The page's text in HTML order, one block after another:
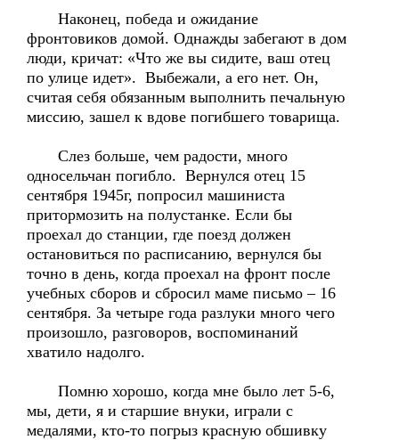
Наконец, победа и ожидание
фронтовиков домой. Однажды забегают в дом
люди, кричат: «Что же вы сидите, ваш отец
по улице идет». Выбежали, а его нет. Он,
считая себя обязанным выполнить печальную
миссию, зашел к вдове погибшего товарища.
Слез больше, чем радости, много
односельчан погибло. Вернулся отец 15
сентября 1945г, попросил машиниста
притормозить на полустанке. Если бы
проехал до станции, где поезд должен
остановиться по расписанию, вернулся бы
точно в день, когда проехал на фронт после
учебных сборов и сбросил маме письмо – 16
сентября. За четыре года разлуки много чего
произошло, разговоров, воспоминаний
хватило надолго.
Помню хорошо, когда мне было лет 5-6,
мы, дети, я и старшие внуки, играли с
медалями, кто-то погрыз красную обшивку